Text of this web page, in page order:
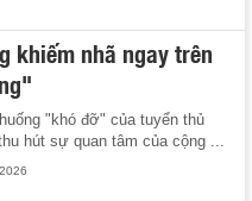
khiếm nhã ngay trên
"khó đỡ" của tuyển thủ
hút sự quan tâm của cộng ...